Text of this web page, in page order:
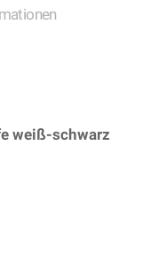
weiß-schwarz